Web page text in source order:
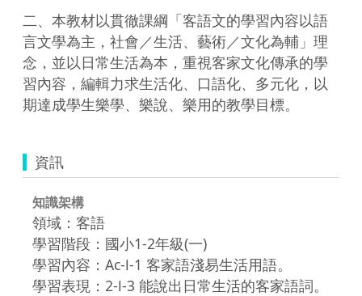
二、本教材以貫徹課綱「客語文的學習內容以語
言文學為主，社會／生活、藝術／文化為輔」理
念，並以日常生活為本，重視客家文化傳承的學
習內容，編輯力求生活化、口語化、多元化，以
資訊
知識架構
領域：客語
學習階段：國小1-2年級(一)
學習內容：Ac-Ⅰ-1 客家語淺易生活用語。
學習表現：2-Ⅰ-3 能說出日常生活的客家語詞。